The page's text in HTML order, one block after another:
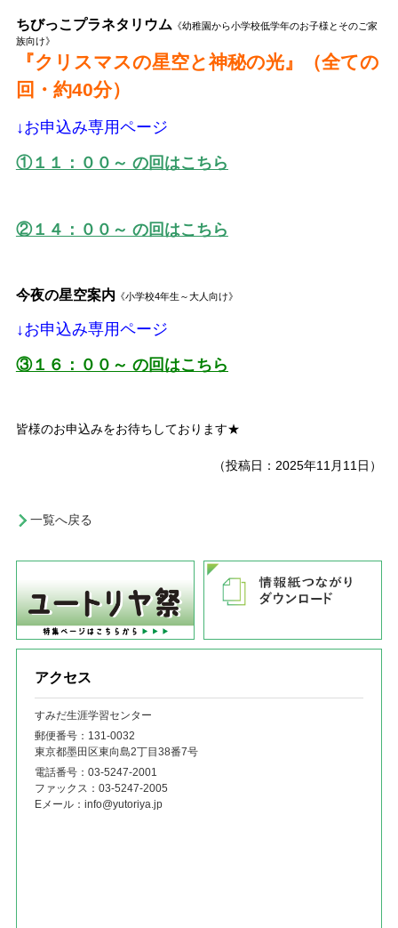
ちびっこプラネタリウム 《幼稚園から小学校低学年のお子様とそのご家
族向け》
『クリスマスの星空と神秘の光』（全ての
回・約40分）
↓お申込み専用ページ
①１ １ ：００～ の回はこちら
②１４：００～ の回はこちら
今夜の星空案内 《小学校4年生～大人向け》
↓お申込み専用ページ
③１６：００～ の回はこちら
皆様のお申込みをお待ちしております★
（投稿日：2025年11月11日）
一覧へ戻る
アクセス
すみだ生涯学習センター
郵便番号：131‐0032
東京都墨田区東向島2丁目38番7号
電話番号： 03-5247-2001
ファックス： 03-5247-2005
Eメール： info@yutoriya.jp